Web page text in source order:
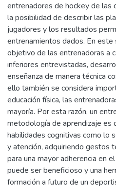
entrenadores de hockey de las
la posibilidad de describir las
jugadores y los resultados
entrenamientos dados. En
objetivo de las entrenadoras a
inferiores entrevistadas,
enseñanza de manera técnica
ello también se considera
educación física, las
mayoría. Por esta razón, un
metodología de aprendizaje es
habilidades cognitivas como lo
y atención, adquiriendo gestos
para una mayor adherencia en
puede ser beneficioso y una
formación a futuro de un